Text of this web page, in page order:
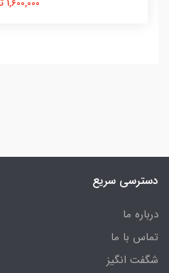
دسترسی سریع
درباره ما
تماس با ما
شگفت انگیز